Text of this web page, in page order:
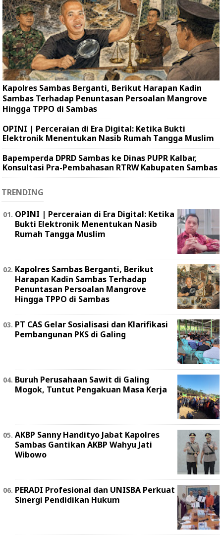
Kapolres Sambas Berganti, Berikut Harapan Kadin
Sambas Terhadap Penuntasan Persoalan Mangrove
Hingga TPPO di Sambas
OPINI | Perceraian di Era Digital: Ketika Bukti
Elektronik Menentukan Nasib Rumah Tangga Muslim
Bapemperda DPRD Sambas ke Dinas PUPR Kalbar,
Konsultasi Pra-Pembahasan RTRW Kabupaten Sambas
TRENDING
OPINI | Perceraian di Era Digital: Ketika
Bukti Elektronik Menentukan Nasib
Rumah Tangga Muslim
Kapolres Sambas Berganti, Berikut
Harapan Kadin Sambas Terhadap
Penuntasan Persoalan Mangrove
Hingga TPPO di Sambas
PT CAS Gelar Sosialisasi dan Klarifikasi
Pembangunan PKS di Galing
Buruh Perusahaan Sawit di Galing
Mogok, Tuntut Pengakuan Masa Kerja
AKBP Sanny Handityo Jabat Kapolres
Sambas Gantikan AKBP Wahyu Jati
Wibowo
PERADI Profesional dan UNISBA Perkuat
Sinergi Pendidikan Hukum